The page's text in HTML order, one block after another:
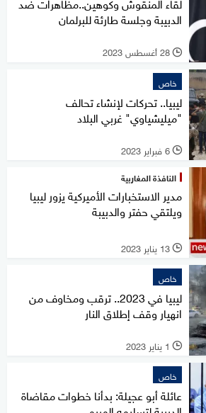
الدبيبة وجلسة طارئة للبرلمان
l 28 أغسطس 2023
خاص
ليبيا.. تحركات لإنشاء تحالف
"ميليشياوي" غربي البلاد
l 6 فبراير 2023
النافذة المغاربية
مدير الاستخبارات الأميركية يزور ليبيا
ويلتقي حفتر والدبيبة
l 13 يناير 2023
خاص
ليبيا في 2023.. ترقب ومخاوف من
انهيار وقف إطلاق النار
l 1 يناير 2023
خاص
عائلة أبو عجيلة: بدأنا خطوات مقاضاة